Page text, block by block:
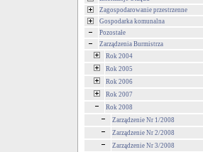
Zagospodarowanie przestrzenne
Gospodarka komunalna
Pozostałe
Zarządzenia Burmistrza
Rok 2004
Rok 2005
Rok 2006
Rok 2007
Rok 2008
Zarządzenie Nr 1/2008
Zarządzenie Nr 2/2008
Zarządzenie Nr 3/2008